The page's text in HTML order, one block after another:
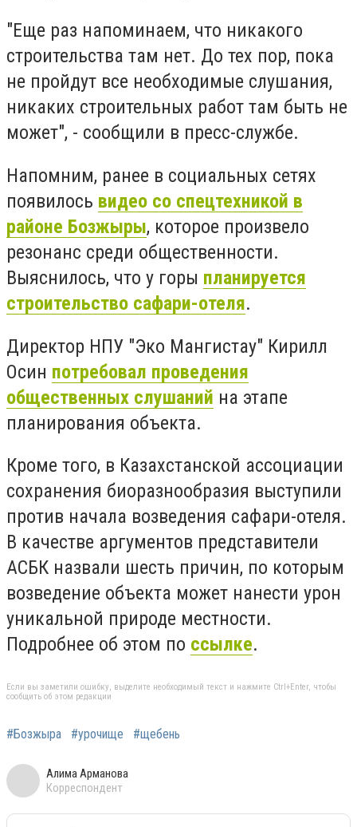
"Еще раз напоминаем, что никакого
строительства там нет. До тех пор, пока
не пройдут все необходимые слушания,
никаких строительных работ там быть не
может", - сообщили в пресс-службе.
Напомним, ранее в социальных сетях
появилось видео со спецтехникой в
районе Бозжыры, которое произвело
резонанс среди общественности.
Выяснилось, что у горы планируется
строительство сафари-отеля.
Директор НПУ "Эко Мангистау" Кирилл
Осин потребовал проведения
общественных слушаний на этапе
планирования объекта.
Кроме того, в Казахстанской ассоциации
сохранения биоразнообразия выступили
против начала возведения сафари-отеля.
В качестве аргументов представители
АСБК назвали шесть причин, по которым
возведение объекта может нанести урон
уникальной природе местности.
Подробнее об этом по ссылке.
Если вы заметили ошибку, выделите необходимый текст и нажмите Ctrl+Enter, чтобы
сообщить об этом редакции
#Бозжыра #урочище #щебень
Алима Арманова
Корреспондент